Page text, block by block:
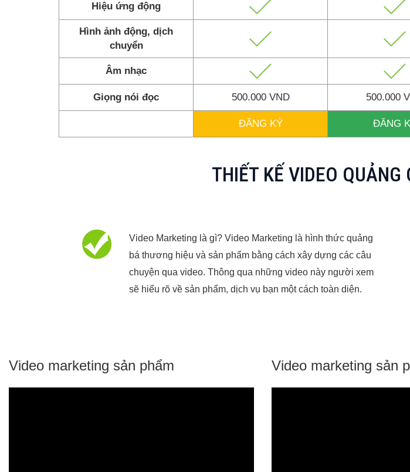
Hiệu ứng động
Hình ảnh động, dịch
chuyển
Âm nhạc
Giọng nói đọc 500.000 VND 500.000
ĐĂNG KÝ ĐĂNG
THIẾT KẾ VIDEO QUẢNG
Video Marketing là gì? Video Marketing là hình thức quảng
bá thương hiệu và sản phẩm bằng cách xây dựng các câu
chuyện qua video. Thông qua những video này người xem
sẽ hiểu rõ về sản phẩm, dịch vụ bạn một cách toàn diện.
Video marketing sản phẩm Video marketing sản